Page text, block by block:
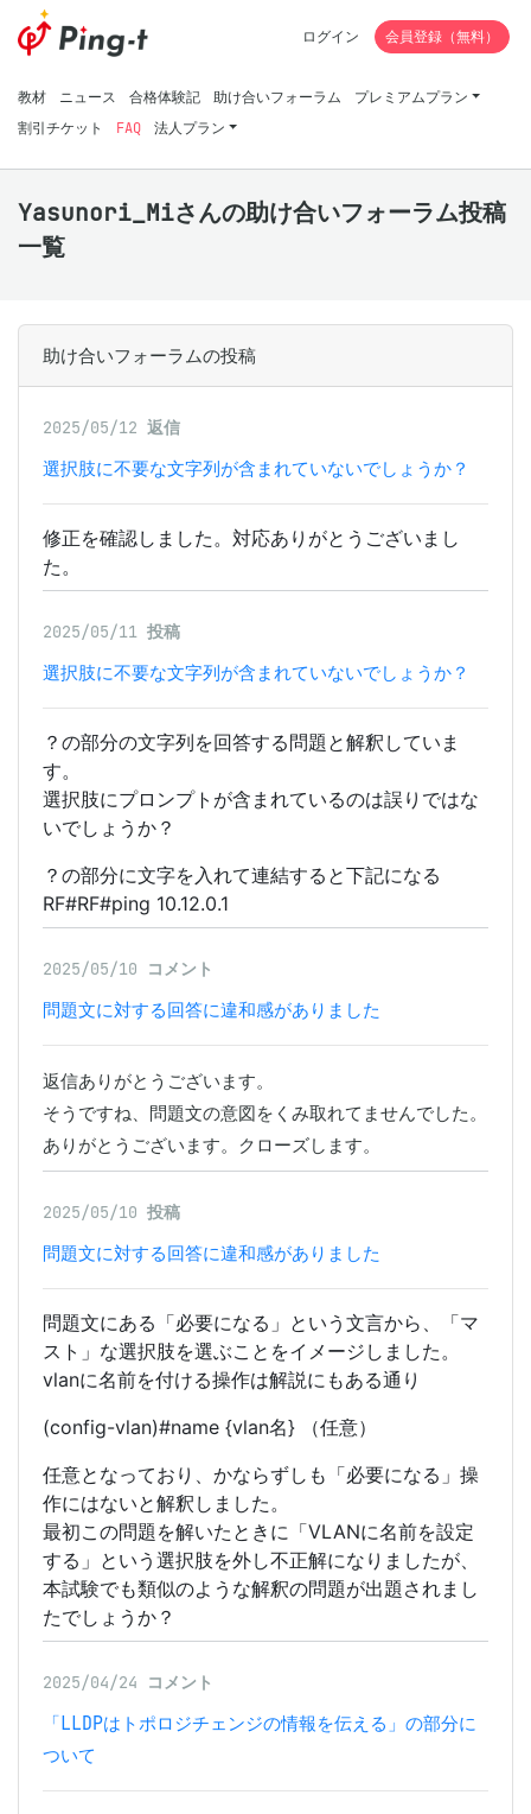
教材 ニュース 合格体験記 助け合いフォーラム
プレミアムプラン
割引チケット
FAQ 法人プラン
ログイン 会員登録（無料）
Yasunori_Miさんの助け合いフォーラム投稿
一覧
助け合いフォーラムの投稿
2025/05/12 返信
選択肢に不要な文字列が含まれていないでしょうか？
修正を確認しました。対応ありがとうございまし
た。
2025/05/11 投稿
選択肢に不要な文字列が含まれていないでしょうか？
？の部分の文字列を回答する問題と解釈していま
す。
選択肢にプロンプトが含まれているのは誤りではな
いでしょうか？
？の部分に文字を入れて連結すると下記になる
RF#RF#ping 10.12.0.1
2025/05/10 コメント
問題文に対する回答に違和感がありました
返信ありがとうございます。
そうですね、問題文の意図をくみ取れてませんでした。
ありがとうございます。クローズします。
2025/05/10 投稿
問題文に対する回答に違和感がありました
問題文にある「必要になる」という文言から、「マ
スト」な選択肢を選ぶことをイメージしました。
vlanに名前を付ける操作は解説にもある通り
(config-vlan)#name {vlan名} （任意）
任意となっており、かならずしも「必要になる」操
作にはないと解釈しました。
最初この問題を解いたときに「VLANに名前を設定
する」という選択肢を外し不正解になりましたが、
本試験でも類似のような解釈の問題が出題されまし
たでしょうか？
2025/04/24 コメント
「LLDPはトポロジチェンジの情報を伝える」の部分に
ついて